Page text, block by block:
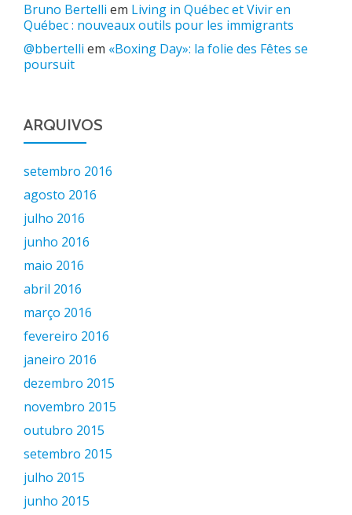
Bruno Bertelli em Living in Québec et Vivir en
Québec : nouveaux outils pour les immigrants
@bbertelli em «Boxing Day»: la folie des Fêtes se
poursuit
ARQUIVOS
setembro 2016
agosto 2016
julho 2016
junho 2016
maio 2016
abril 2016
março 2016
fevereiro 2016
janeiro 2016
dezembro 2015
novembro 2015
outubro 2015
setembro 2015
julho 2015
junho 2015